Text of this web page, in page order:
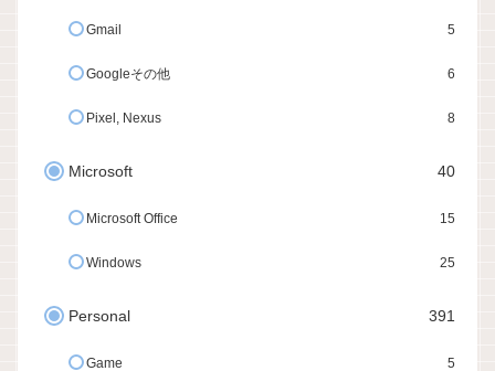
Gmail 5
Googleその他 6
Pixel, Nexus 8
Microsoft 40
Microsoft Office 15
Windows 25
Personal 391
Game 5